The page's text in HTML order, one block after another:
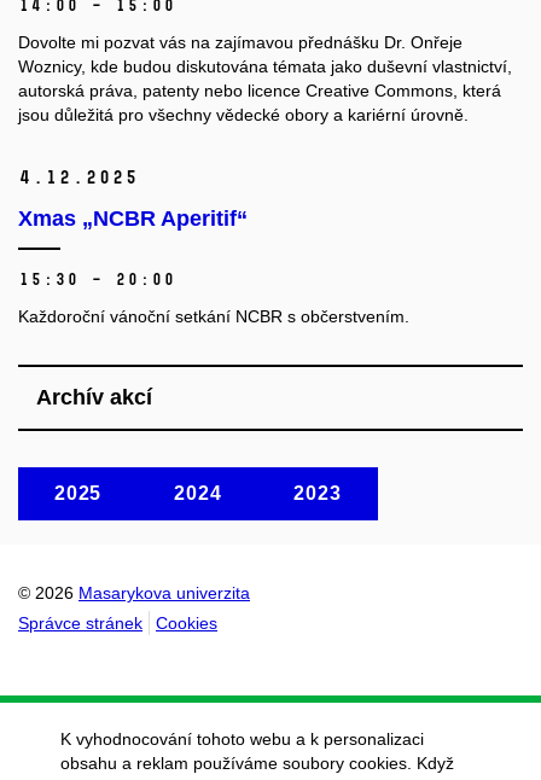
14:00 – 15:00
Dovolte mi pozvat vás na zajímavou přednášku Dr. Onřeje
Woznicy, kde budou diskutována témata jako duševní vlastnictví,
autorská práva, patenty nebo licence Creative Commons, která
jsou důležitá pro všechny vědecké obory a kariérní úrovně.
4. 12. 2025
Xmas „NCBR Aperitif“
15:30 – 20:00
Každoroční vánoční setkání NCBR s občerstvením.
Archív akcí
2025 2024 2023
© 2026 Masarykova univerzita
Správce stránek
Cookies
K vyhodnocování tohoto webu a k personalizaci
obsahu a reklam používáme soubory cookies. Když